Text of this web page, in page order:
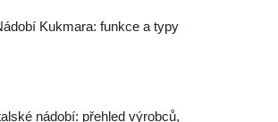
Kukmara: funkce a typy
nádobí: přehled výrobců,